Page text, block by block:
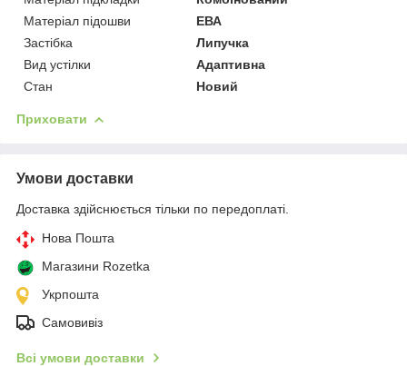
Матеріал підошви
ЕВА
Застібка
Липучка
Вид устілки
Адаптивна
Стан
Новий
Приховати
Умови доставки
Доставка здійснюється тільки по передоплаті.
Нова Пошта
Магазини Rozetka
Укрпошта
Самовивіз
Всі умови доставки